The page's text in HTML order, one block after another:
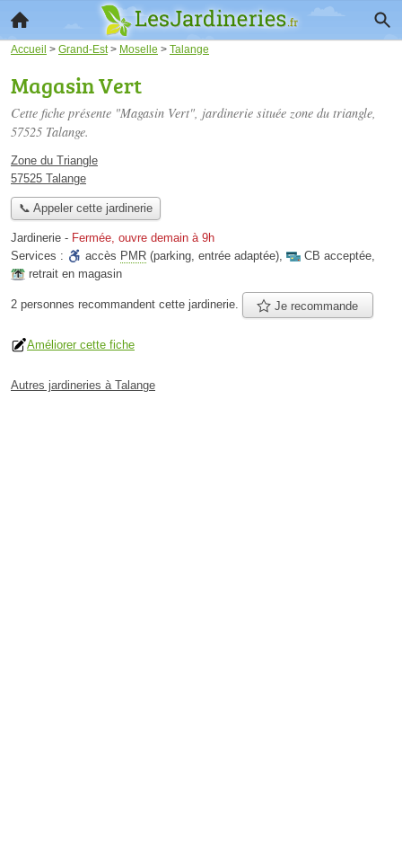
Accueil > Grand-Est> Moselle > Talange
Magasin Vert
Cette fiche présente "Magasin Vert", jardinerie située zone du triangle,
57525 Talange.
Zone du Triangle
57525 Talange
📞 Appeler cette jardinerie
Jardinerie - Fermée, ouvre demain à 9h
Services :
accès PMR (parking, entrée adaptée), CB acceptée,
retrait en magasin
2 personnes recommandent cette jardinerie. Je recommande
Améliorer cette fiche
Autres jardineries à Talange